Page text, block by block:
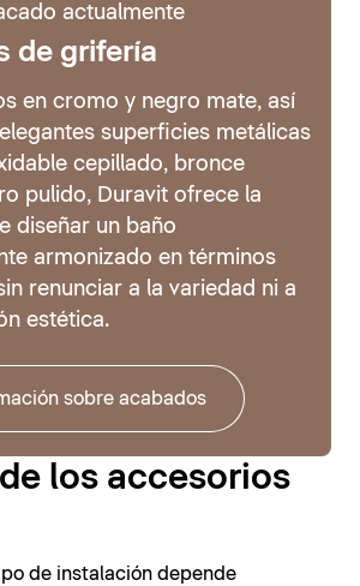
actualmente
de grifería
en cromo y negro mate, así
superficies metálicas
cepillado, bronce
pulido, Duravit ofrece la
diseñar un baño
armonizado en términos
renunciar a la variedad ni a
estética.
sobre acabados
los accesorios
de instalación depende